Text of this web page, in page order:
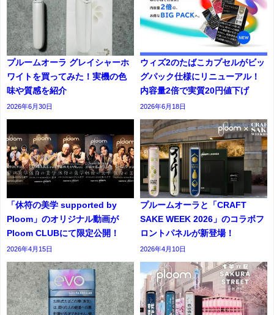
プルームオーラ グレイシャーホ
ワイトを買ってみた！実機の色
味や質感を紹介
2026年6月30日
ウィズ2のたばこカプセルがビッ
グパック仕様にリニューアル！
内容量2倍で実質20円値下げ
2026年6月18日
「休符の美学 supported by
Ploom」のオリジナル動画が
Ploom CLUBにて限定公開！
2026年4月15日
プルームオーラと「CRAFT
SAKE WEEK 2026」のコラボフ
ロントパネルが新登場！
2026年4月10日